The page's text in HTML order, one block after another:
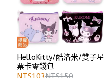
HelloKitty/酷洛米/雙子星
票卡零錢包
NT$103NT$150